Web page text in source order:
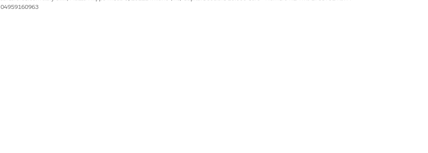
04959160963